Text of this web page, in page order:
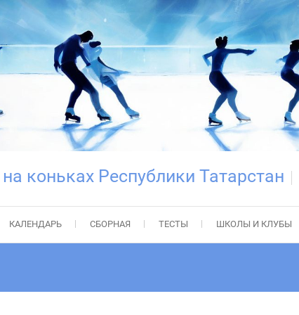
коньках Республики Татарстан
КАЛЕНДАРЬ СБОРНАЯ ТЕСТЫ ШКОЛЫ И КЛУБЫ